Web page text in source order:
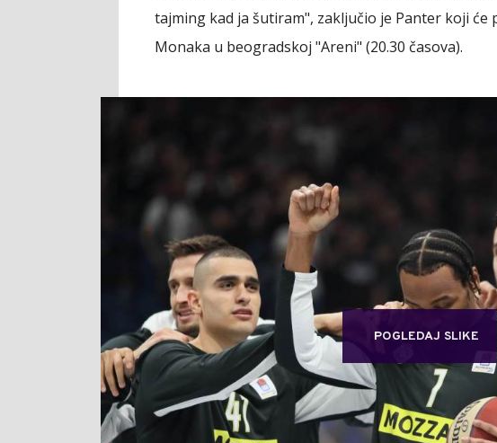
tajming kad ja šutiram", zaključio je Panter koji
Monaka u beogradskoj "Areni" (20.30 časova).
POGLEDAJ SLIKE